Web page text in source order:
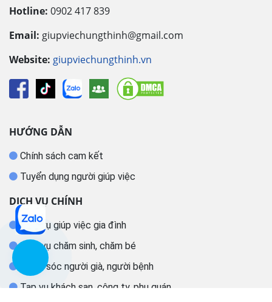
Hotline: 0902 417 839
Email: giupviechungthinh@gmail.com
Website: giupviechungthinh.vn
HƯỚNG DẪN
Chính sách cam kết
Tuyển dụng người giúp việc
DỊCH VỤ CHÍNH
Dịch vụ giúp việc gia đình
Dịch vụ chăm sinh, chăm bé
Chăm sóc người già, người bệnh
Tạp vụ khách sạn, công ty, phụ quán